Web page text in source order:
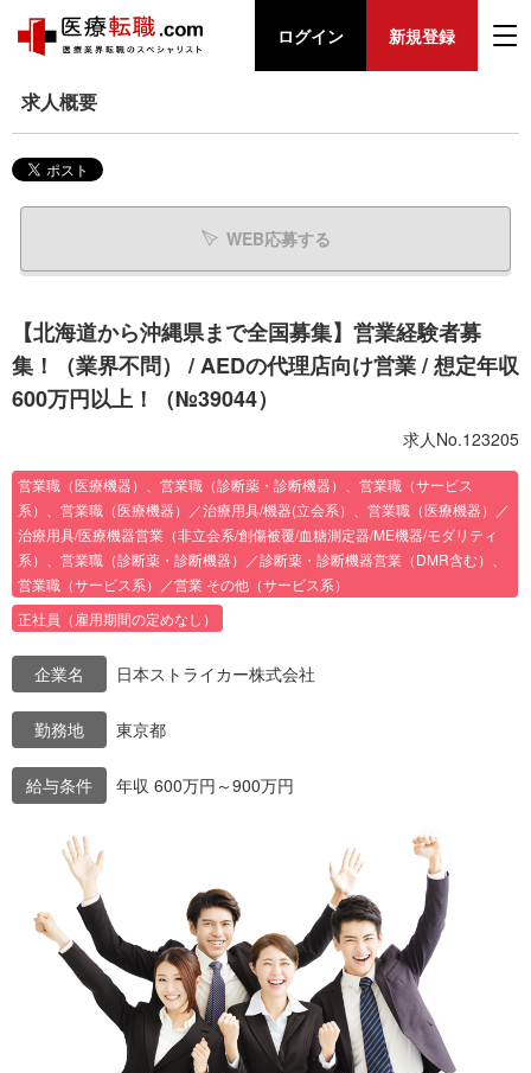
ログイン 新規登録
求人概要
WEB応募する
【北海道から沖縄県まで全国募集】営業経験者募
集！（業界不問） / AEDの代理店向け営業 / 想定年収
600万円以上！（№39044）
求人No.123205
営業職（医療機器）、営業職（診断薬・診断機器）、営業職（サービス
系）、営業職（医療機器）／治療用具/機器(立会系）、営業職（医療機器）／
治療用具/医療機器営業（非立会系/創傷被覆/血糖測定器/ME機器/モダリティ
系）、営業職（診断薬・診断機器）／診断薬・診断機器営業（DMR含む）、
営業職（サービス系）／営業 その他（サービス系）
正社員（雇用期間の定めなし）
企業名 日本ストライカー株式会社
勤務地 東京都
給与条件 年収 600万円～900万円